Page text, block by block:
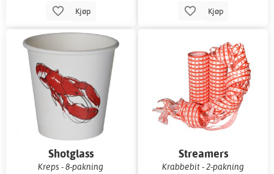
Kjøp Kjøp
Shotglass
Kreps - 8-pakning
Streamers
Krabbebit - 2-pakning